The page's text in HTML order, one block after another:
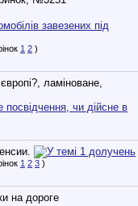
завезених під
1 2 )
посвідчення, чи дійсне в
1 2 3 )